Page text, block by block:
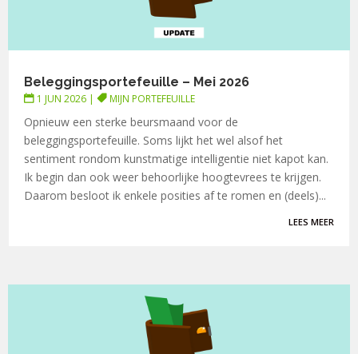
Beleggingsportefeuille – Mei 2026
1 JUN 2026 | MIJN PORTEFEUILLE
Opnieuw een sterke beursmaand voor de
beleggingsportefeuille. Soms lijkt het wel alsof het
sentiment rondom kunstmatige intelligentie niet kapot kan.
Ik begin dan ook weer behoorlijke hoogtevrees te krijgen.
Daarom besloot ik enkele posities af te romen en (deels)...
LEES MEER